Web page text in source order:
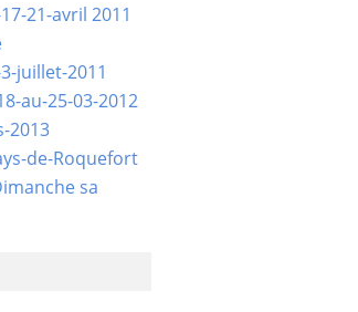
21-avril 2011
juillet-2011
au-25-03-2012
2013
de-Roquefort
sa